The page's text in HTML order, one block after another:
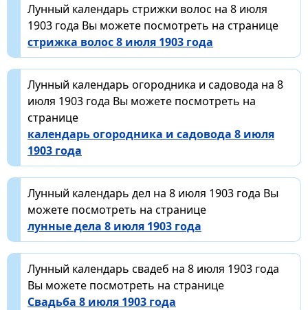
Лунный календарь стрижки волос на 8 июля
1903 года Вы можете посмотреть на странице
стрижка волос 8 июля 1903 года
Лунный календарь огородника и садовода на 8
июля 1903 года Вы можете посмотреть на
странице
календарь огородника и садовода 8 июля
1903 года
Лунный календарь дел на 8 июля 1903 года Вы
можете посмотреть на странице
лунные дела 8 июля 1903 года
Лунный календарь свадеб на 8 июля 1903 года
Вы можете посмотреть на странице
Свадьба 8 июля 1903 года